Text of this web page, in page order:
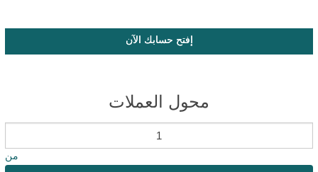
إفتح حسابك الآن
محول العملات
من